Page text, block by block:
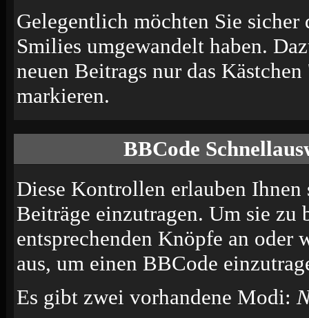
Gelegentlich möchten Sie
Smilies umgewandelt haben.
neuen Beitrags nur das
markieren.
BBCode
Diese Kontrollen erlauben
Beiträge einzutragen. Um sie zu
entsprechenden Knöpfe an oder
aus, um einen BBCode
Es gibt zwei vorhandene Modi: